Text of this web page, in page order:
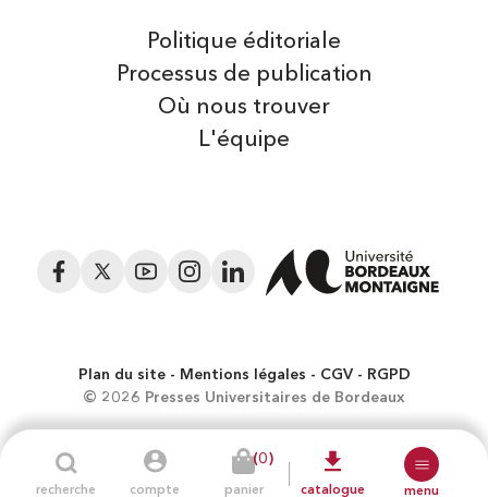
recherche compte
(0)
panier catalogue menu
Politique éditoriale
Processus de publication
Où nous trouver
L'équipe
Facebook
Twitter YouTubeInstagramLinkedIn
Plan du site Mentions légales CGV
RGPD
© 2026 Presses Universitaires de Bordeaux